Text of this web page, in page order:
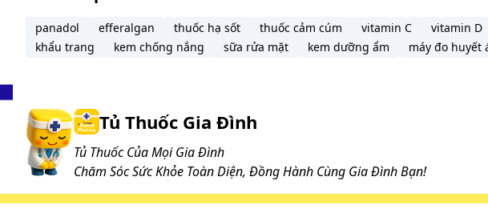
Lưu ý: Liều dùng trên chỉ mang tính chất tham khảo. Liều dùng cụ thể
bệnh. Để có liều dùng phù hợp, bạn cần tham khảo ý kiến bác sĩ hoặc
Cho đến nay chưa có thông tin báo cáo về dùng thuốc quá liều.
Làm gì khi quên 1 liều?
Nếu bạn quên một liều thuốc, hãy dùng càng sớm càng tốt. Tuy nhiên,
và dùng liều kế tiếp vào thời điểm như kế hoạch. Lưu ý rằng không nên
panadol efferalgan thuốc hạ sốt thuốc cảm cúm vitamin C vitamin D
khẩu trang
kem chống nắng sữa rửa mặt kem dưỡng ẩm máy đo huyết
Tủ Thuốc Gia Đình
Tủ Thuốc Của Mọi Gia Đình
Chăm Sóc Sức Khỏe Toàn Diện, Đồng Hành Cùng Gia Đình Bạn!